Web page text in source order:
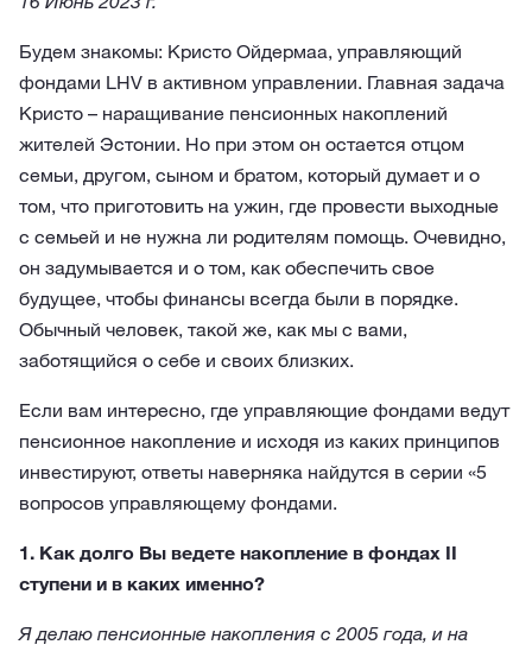
Будем знакомы: Кристо Ойдермаа, управляющий
фондами LHV в активном управлении. Главная задача
Кристо – наращивание пенсионных накоплений
жителей Эстонии. Но при этом он остается отцом
семьи, другом, сыном и братом, который думает и о
том, что приготовить на ужин, где провести выходные
с семьей и не нужна ли родителям помощь. Очевидно,
он задумывается и о том, как обеспечить свое
будущее, чтобы финансы всегда были в порядке.
Обычный человек, такой же, как мы с вами,
заботящийся о себе и своих близких.
Если вам интересно, где управляющие фондами ведут
пенсионное накопление и исходя из каких принципов
инвестируют, ответы наверняка найдутся в серии «5
вопросов управляющему фондами.
1. Как долго Вы ведете накопление в фондах II
ступени и в каких именно?
Я делаю пенсионные накопления с 2005 года, и на